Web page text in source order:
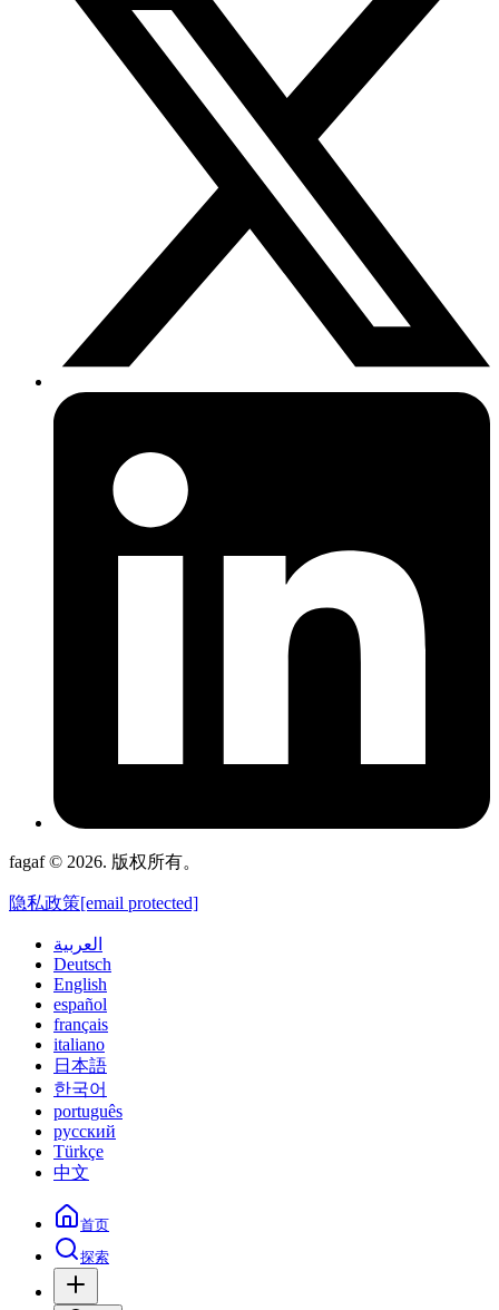
fagaf © 2026. 版权所有。
隐私政策[email protected]
العربية
Deutsch
English
español
français
italiano
日本語
한국어
português
русский
Türkçe
中文
首页
探索